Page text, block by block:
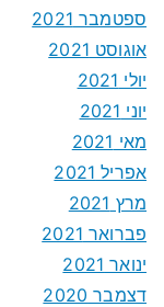
ספטמבר 2021
אוגוסט 2021
יולי 2021
יוני 2021
מאי 2021
אפריל 2021
מרץ 2021
פברואר 2021
ינואר 2021
דצמבר 2020